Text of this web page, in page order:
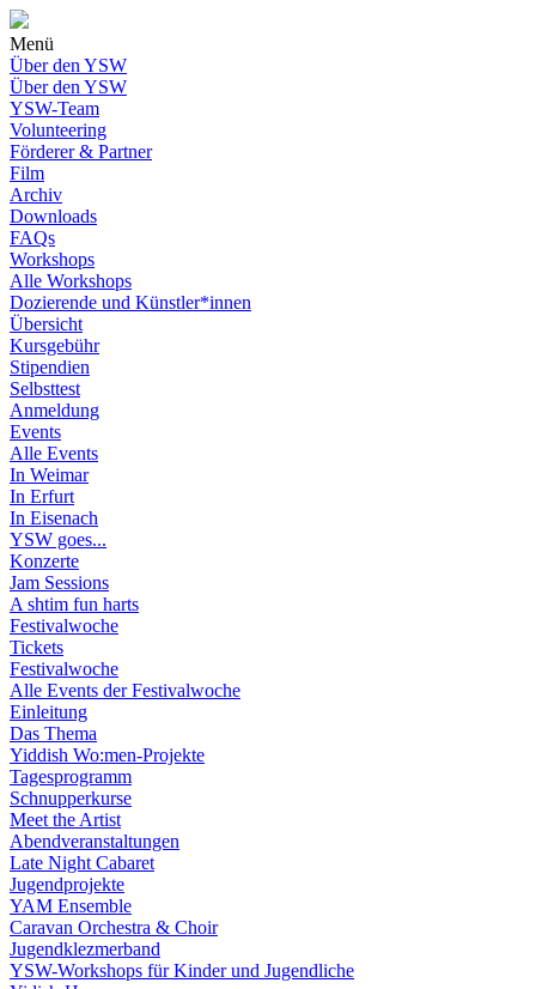
Menü
Über den YSW
Über den YSW
YSW-Team
Volunteering
Förderer & Partner
Film
Archiv
Downloads
FAQs
Workshops
Alle Workshops
Dozierende und Künstler*innen
Übersicht
Kursgebühr
Stipendien
Selbsttest
Anmeldung
Events
Alle Events
In Weimar
In Erfurt
In Eisenach
YSW goes...
Konzerte
Jam Sessions
A shtim fun harts
Festivalwoche
Tickets
Festivalwoche
Alle Events der Festivalwoche
Einleitung
Das Thema
Yiddish Wo:men-Projekte
Tagesprogramm
Schnupperkurse
Meet the Artist
Abendveranstaltungen
Late Night Cabaret
Jugendprojekte
YAM Ensemble
Caravan Orchestra & Choir
Jugendklezmerband
YSW-Workshops für Kinder und Jugendliche